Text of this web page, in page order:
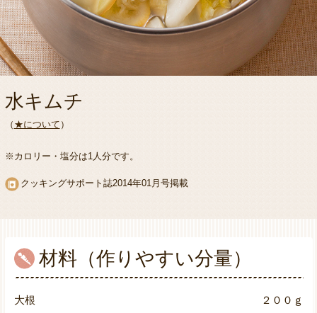
水キムチ
（ ★について ）
※カロリー・塩分は1人分です。
クッキングサポート誌2014年01月号掲載
材料（作りやすい分量）
大根 ２００ｇ